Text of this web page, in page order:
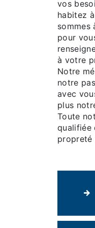
vos
habitez
sommes
pour
à votre
Notre
notre
avec
plus
Toute
qualifiée
propreté